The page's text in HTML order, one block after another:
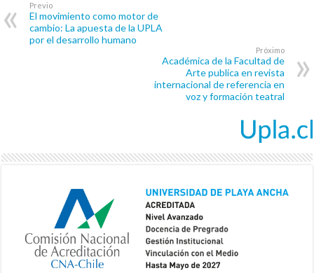
Previo
El movimiento como motor de
cambio: La apuesta de la UPLA
por el desarrollo humano
Próximo
Académica de la Facultad de
Arte publica en revista
internacional de referencia en
voz y formación teatral